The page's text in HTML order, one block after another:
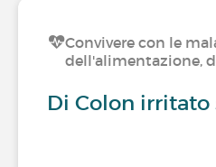
Convivere con le
dell'alimentazione,
Di Colon irritato